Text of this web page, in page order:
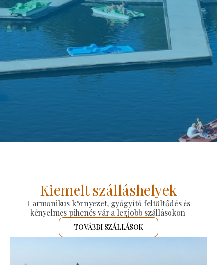
Kiemelt szálláshelyek
Harmonikus környezet, gyógyító feltöltődés és
kényelmes pihenés vár a legjobb szállásokon.
TOVÁBBI SZÁLLÁSOK